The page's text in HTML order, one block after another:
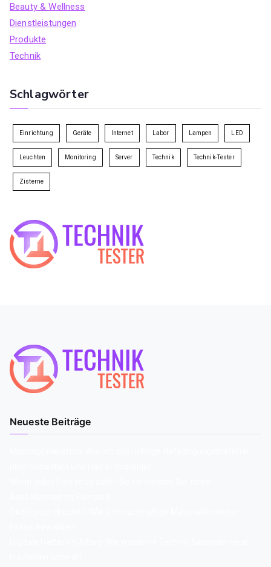
Beauty & Wellness
Dienstleistungen
Produkte
Technik
Schlagwörter
Einrichtung Geräte Internet Labor Lampen LED
Leuchten Monitoring Server Technik Technik-Tester
Zisterne
Neueste Beiträge